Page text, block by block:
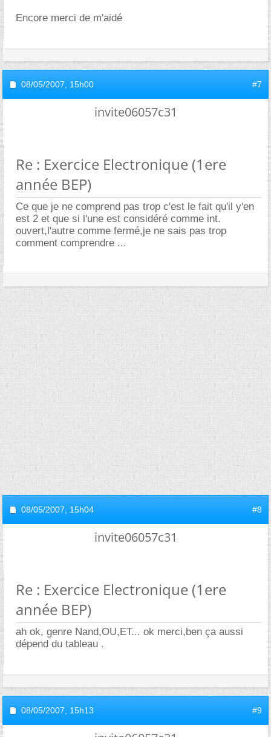
Encore merci de m'aidé
08/05/2007, 15h00 #7
invite06057c31
Re : Exercice Electronique (1ere
année BEP)
Ce que je ne comprend pas trop c'est le fait qu'il y'en
est 2 et que si l'une est considéré comme int.
ouvert,l'autre comme fermé,je ne sais pas trop
comment comprendre ...
08/05/2007, 15h04 #8
invite06057c31
Re : Exercice Electronique (1ere
année BEP)
ah ok, genre Nand,OU,ET... ok merci,ben ça aussi
dépend du tableau .
08/05/2007, 15h13 #9